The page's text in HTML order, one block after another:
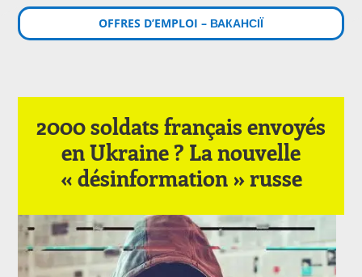
OFFRES D’EMPLOI – ВАКАНСІЇ
2000 soldats français envoyés
en Ukraine ? La nouvelle
« désinformation » russe